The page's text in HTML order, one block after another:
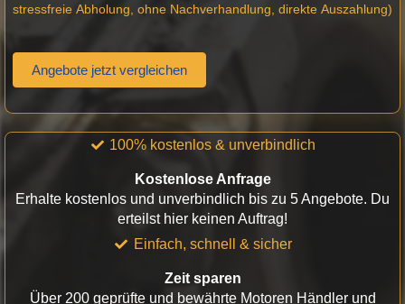
stressfreie Abholung, ohne Nachverhandlung, direkte Auszahlung)
Angebote jetzt vergleichen
100% kostenlos & unverbindlich
Kostenlose Anfrage
Erhalte kostenlos und unverbindlich bis zu 5 Angebote. Du
erteilst hier keinen Auftrag!
Einfach, schnell & sicher
Zeit sparen
Über 200 geprüfte und bewährte Motoren Händler und